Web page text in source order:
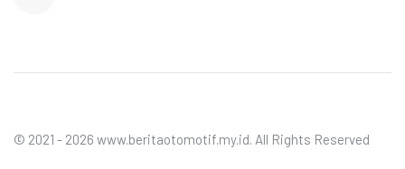
© 2021 - 2026 www.beritaotomotif.my.id. All Rights Reserved